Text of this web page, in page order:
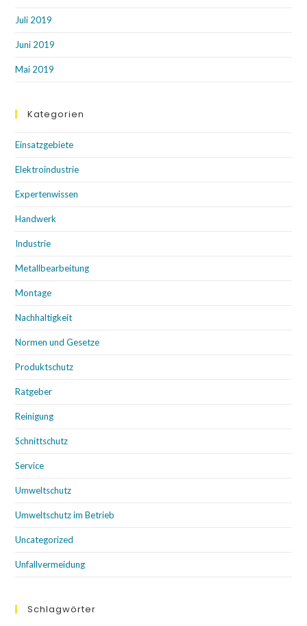
Juli 2019
Juni 2019
Mai 2019
Kategorien
Einsatzgebiete
Elektroindustrie
Expertenwissen
Handwerk
Industrie
Metallbearbeitung
Montage
Nachhaltigkeit
Normen und Gesetze
Produktschutz
Ratgeber
Reinigung
Schnittschutz
Service
Umweltschutz
Umweltschutz im Betrieb
Uncategorized
Unfallvermeidung
Schlagwörter